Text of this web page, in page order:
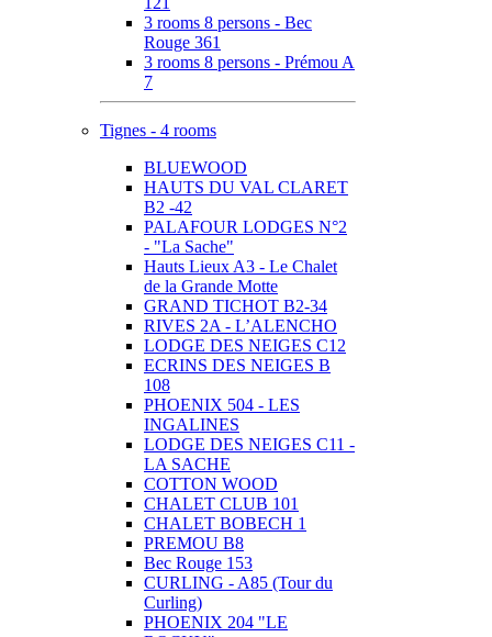
3 rooms 8 persons - Bec
Rouge 361
3 rooms 8 persons - Prémou A
7
Tignes - 4 rooms
BLUEWOOD
HAUTS DU VAL CLARET
B2 -42
PALAFOUR LODGES N°2
- "La Sache"
Hauts Lieux A3 - Le Chalet
de la Grande Motte
GRAND TICHOT B2-34
RIVES 2A - L’ALENCHO
LODGE DES NEIGES C12
ECRINS DES NEIGES B
108
PHOENIX 504 - LES
INGALINES
LODGE DES NEIGES C11 -
LA SACHE
COTTON WOOD
CHALET CLUB 101
CHALET BOBECH 1
PREMOU B8
Bec Rouge 153
CURLING - A85 (Tour du
Curling)
PHOENIX 204 "LE